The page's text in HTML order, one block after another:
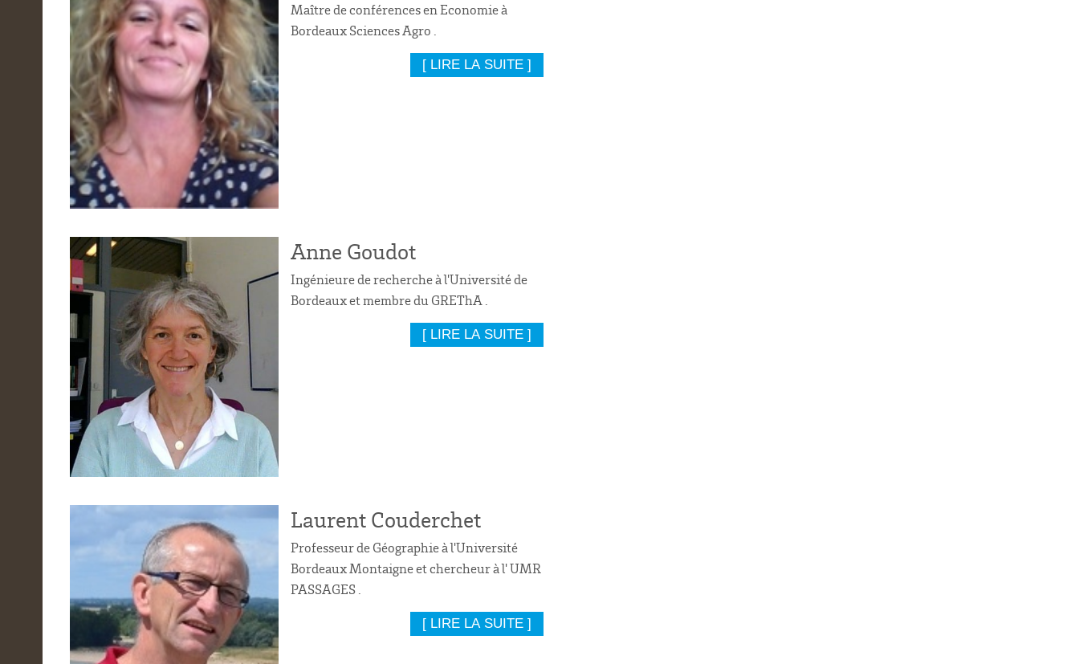
Maître de conférences en Economie à
Bordeaux Sciences Agro .
[ LIRE LA SUITE ]
Anne Goudot
Ingénieure de recherche à l'Université de
Bordeaux et membre du GREThA .
[ LIRE LA SUITE ]
Laurent Couderchet
Professeur de Géographie à l'Université
Bordeaux Montaigne et chercheur à l' UMR
PASSAGES .
[ LIRE LA SUITE ]